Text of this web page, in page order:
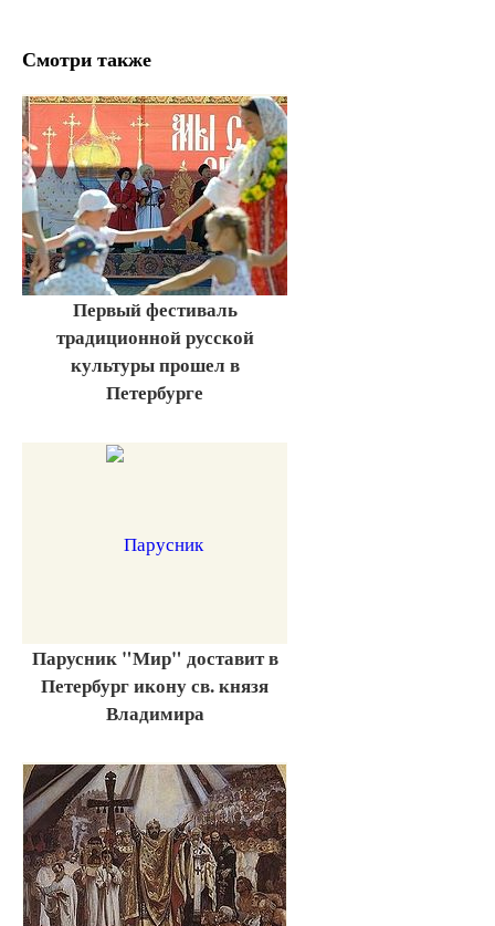
Смотри также
Первый фестиваль
традиционной русской
культуры прошел в
Петербурге
Парусник "Мир" доставит в
Петербург икону св. князя
Владимира